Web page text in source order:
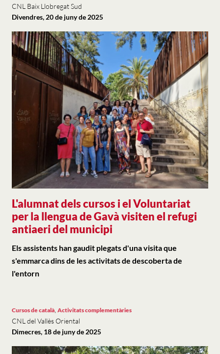
L'alumnat dels cursos i el Voluntariat
per la llengua de Gavà visiten el refugi
antiaeri del municipi
CNL Baix Llobregat Sud
Divendres, 20 de juny de 2025
Els assistents han gaudit plegats d'una visita que
s'emmarca dins de les activitats de descoberta de
l'entorn
Cursos de català, Activitats complementàries
CNL del Vallès Oriental
Dimecres, 18 de juny de 2025